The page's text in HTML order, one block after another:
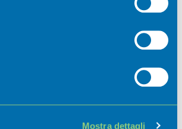
informazioni sulla tua posizione
un'approssimazione di qualche
il tuo dispositivo, scansionandolo
vengono elaborati i tuoi dati personali
Mostra dettagli